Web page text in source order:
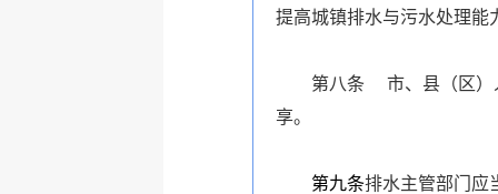
提高城镇排水与污水处理能
第八条 市、县（区）
享。
第九条排水主管部门应